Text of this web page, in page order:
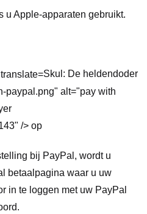
u Apple-apparaten gebruikt.
Skul: De heldendoder
paypal.png" alt="pay with
/> op
bij PayPal, wordt u
betaalpagina waar u uw
in te loggen met uw PayPal